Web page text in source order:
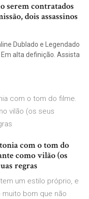
serem contratados
dois assassinos
Dublado e Legendado
alta definição. Assista
com o tom do filme.
vilão (os seus
com o tom do
como vilão (os
regras
um estilo próprio, e
bom que não